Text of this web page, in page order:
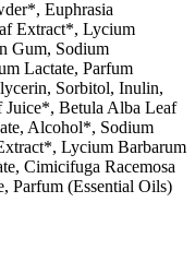
Euphrasia
Extract*, Lycium
Gum, Sodium
Lactate, Parfum
Sorbitol, Inulin,
Juice*, Betula Alba Leaf
Alcohol*, Sodium
Lycium Barbarum
Cimicifuga Racemosa
Parfum (Essential Oils)